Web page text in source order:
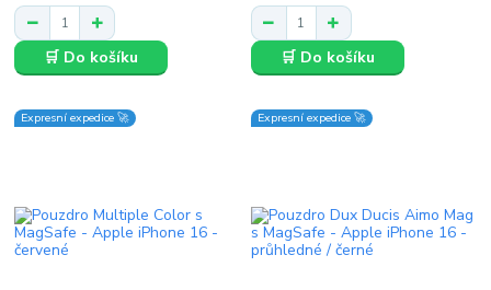
🛒 Do košíku 🛒 Do košíku
Expresní expedice 🚀 Expresní expedice 🚀